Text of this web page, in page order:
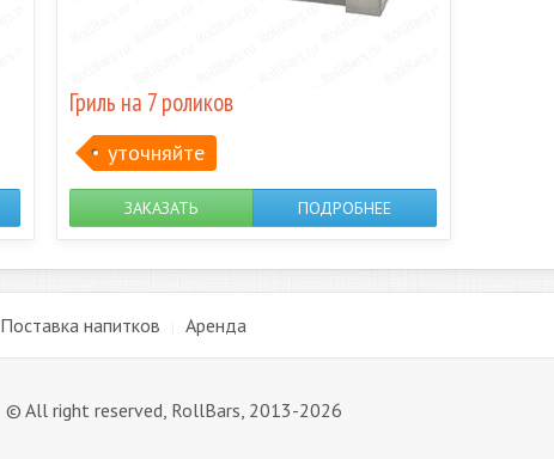
Гриль на 7 роликов
уточняйте
ЗАКАЗАТЬ ПОДРОБНЕЕ
Поставка напитков Аренда
© All right reserved, RollBars, 2013-2026